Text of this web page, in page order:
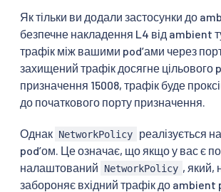
Як тільки ви додали застосунки до
безпечне накладення L4 від ambient
трафік між вашими podʼами через
захищений трафік досягне цільового
призначення 15008, трафік буде
до початкового порту призначення.
Однак NetworkPolicy
реалізується
podʼом. Це означає, що якщо у вас є
налаштований
NetworkPolicy , який,
забороняє вхідний трафік до ambient